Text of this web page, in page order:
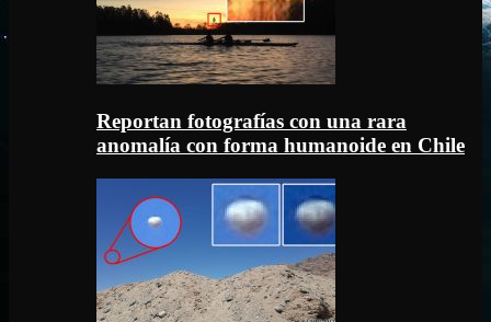
Reportan fotografías con una rara
anomalía con forma humanoide en Chile